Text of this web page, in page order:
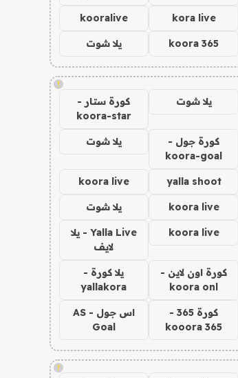
kora live
kooralive
koora 365 يلا شوت
!
يلا شوت
كورة ستار -
koora-star
كورة جول -
koora-goal
يلا شوت
yalla shoot
koora live
koora live يلا شوت
koora live
Yalla Live - يلا
لايف
كورة اون لاين -
koora onl
يلا كورة -
yallakora
كورة 365 -
kooora 365
اس جول - AS
Goal
!